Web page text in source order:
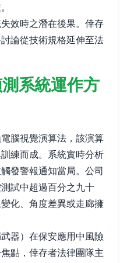
效時之潛在後果。倖存
論從技術規格延伸至法
系統運作方
腦視覺演算法，該演算
練而成。系統實時分析
發警報通知當局。公司
試中超過百分之九十
化、角度差異或走廊擁
器）在保安應用中風險
點，倖存者法律團隊主